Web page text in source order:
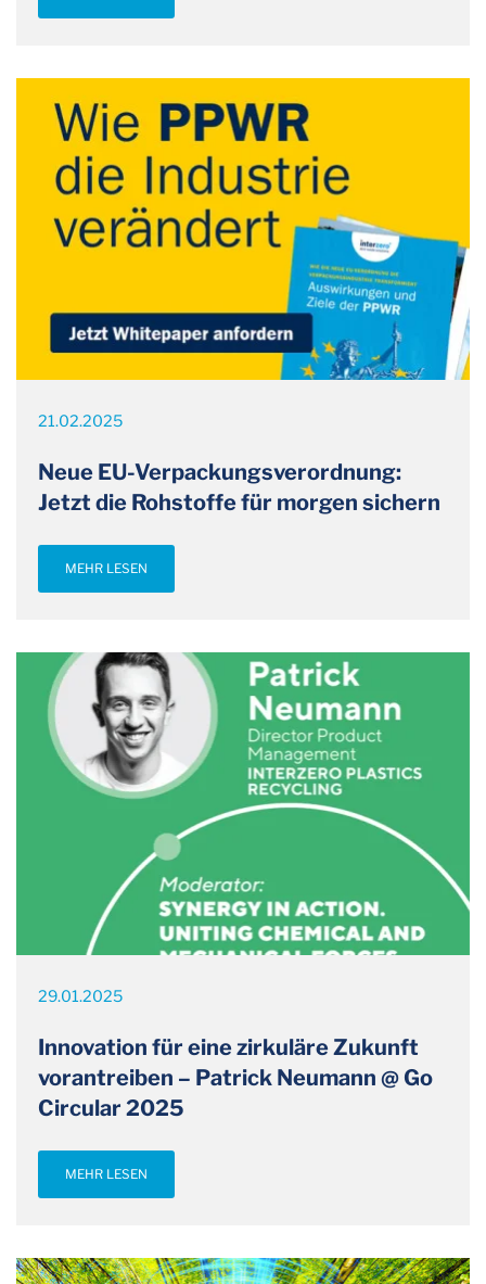
21.02.2025
Neue EU-Verpackungsverordnung:
Jetzt die Rohstoffe für morgen sichern
MEHR LESEN
29.01.2025
Innovation für eine zirkuläre Zukunft
vorantreiben – Patrick Neumann @ Go
Circular 2025
MEHR LESEN